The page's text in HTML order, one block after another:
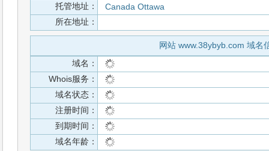
托管地址：
Canada Ottawa
所在地址：
网站 www.38ybyb.com 域名
域名：
Whois服务：
域名状态：
注册时间：
到期时间：
域名年龄：